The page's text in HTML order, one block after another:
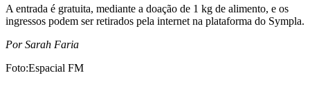
A entrada é gratuita, mediante a doação de 1 kg de alimento, e os
ingressos podem ser retirados pela internet na plataforma do Sympla.
Por Sarah Faria
Foto:Espacial FM